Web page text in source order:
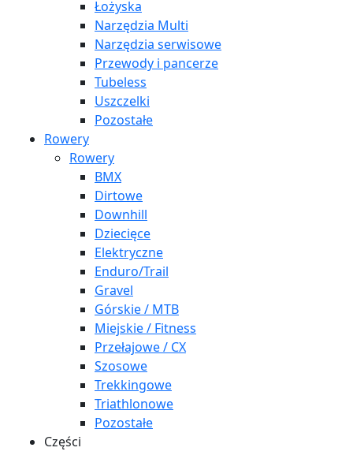
Łożyska
Narzędzia Multi
Narzędzia serwisowe
Przewody i pancerze
Tubeless
Uszczelki
Pozostałe
Rowery
Rowery
BMX
Dirtowe
Downhill
Dziecięce
Elektryczne
Enduro/Trail
Gravel
Górskie / MTB
Miejskie / Fitness
Przełajowe / CX
Szosowe
Trekkingowe
Triathlonowe
Pozostałe
Części